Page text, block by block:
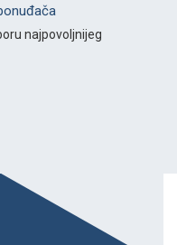
najpovoljnijeg